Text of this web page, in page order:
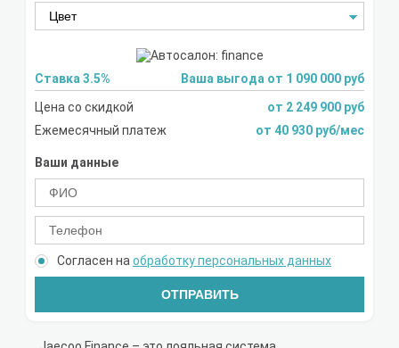
Ставка 3.5%
Ваша выгода от 1 090 000 руб
Цена со скидкой
от 2 249 900 руб
Ежемесячный платеж
от 40 930 руб/мес
Ваши данные
Согласен наобработку персональных данных
ОТПРАВИТЬ